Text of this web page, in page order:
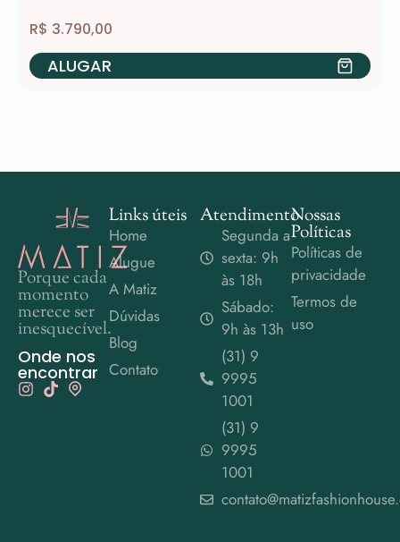
R$ 3.790,00
ALUGAR
Porque cada
momento
merece ser
inesquecível.
Onde nos
encontrar
Links úteis
Home
Alugue
A Matiz
Dúvidas
Blog
Contato
Atendimento
Segunda a
sexta: 9h
às 18h
Sábado:
9h às 13h
(31) 9
9995
1001
(31) 9
9995
1001
Nossas
Políticas
Políticas de
privacidade
Termos de
uso